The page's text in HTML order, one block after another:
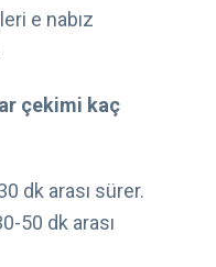
e nabız
çekimi kaç
dk arası sürer.
50 dk arası